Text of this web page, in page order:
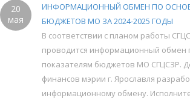
20
мая
ИНФОРМАЦИОННЫЙ ОБМЕН ПО
БЮДЖЕТОВ МО ЗА 2024-2025 ГОДЫ
В соответствии с планом работы
проводится информационный обмен
показателям бюджетов МО СГЦСЗР.
финансов мэрии г. Ярославля
информационному обмену.